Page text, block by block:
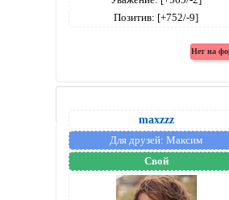
Позитив: [+752/-9]
maxzzz
Для друзей: Максим
Свой